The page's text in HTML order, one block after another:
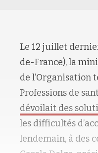
Le 12 juillet
de-France), la
de l’Organisation
Professions de
dévoilait des
les difficultés
lendemain, à des